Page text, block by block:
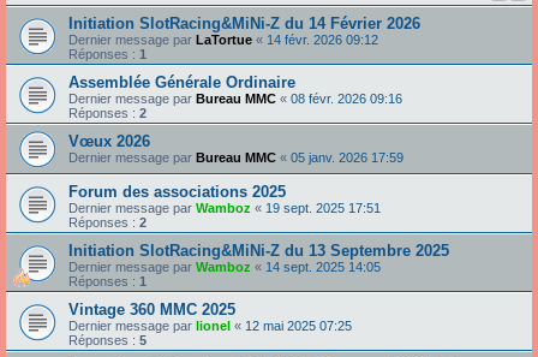
Initiation SlotRacing&MiNi-Z du 14 Février 2026
Dernier message par LaTortue « 14 févr. 2026 09:12
Réponses : 1
Assemblée Générale Ordinaire
Dernier message par Bureau MMC « 08 févr. 2026 09:16
Réponses : 2
Vœux 2026
Dernier message par Bureau MMC « 05 janv. 2026 17:59
Forum des associations 2025
Dernier message par Wamboz « 19 sept. 2025 17:51
Réponses : 2
Initiation SlotRacing&MiNi-Z du 13 Septembre 2025
Dernier message par Wamboz « 14 sept. 2025 14:05
Réponses : 1
Vintage 360 MMC 2025
Dernier message par lionel « 12 mai 2025 07:25
Réponses : 5